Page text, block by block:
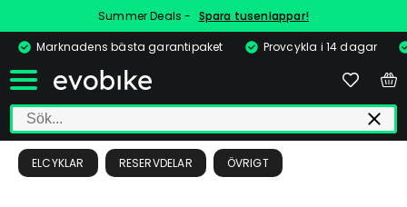
Summer Deals - Spara tusenlappar!
Marknadens bästa garantipaket
Provcykla i 14 dagar
ELCYKLAR RESERVDELAR ÖVRIGT